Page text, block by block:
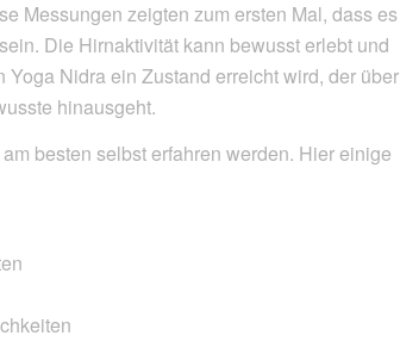
Messungen zeigten zum ersten Mal, dass es
Die Hirnaktivität kann bewusst erlebt und
Nidra ein Zustand erreicht wird, der über
hinausgeht.
besten selbst erfahren werden. Hier einige